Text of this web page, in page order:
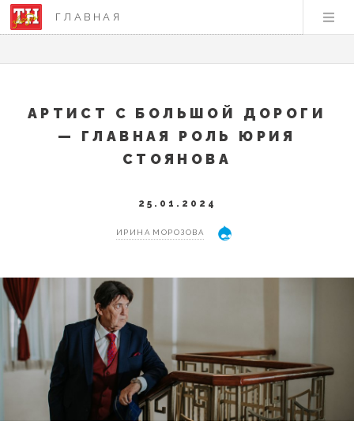
ГЛАВНАЯ
АРТИСТ С БОЛЬШОЙ ДОРОГИ
— ГЛАВНАЯ РОЛЬ ЮРИЯ
СТОЯНОВА
25.01.2024
ИРИНА МОРОЗОВА